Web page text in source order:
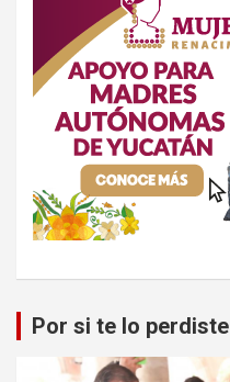
Por si te lo perdiste